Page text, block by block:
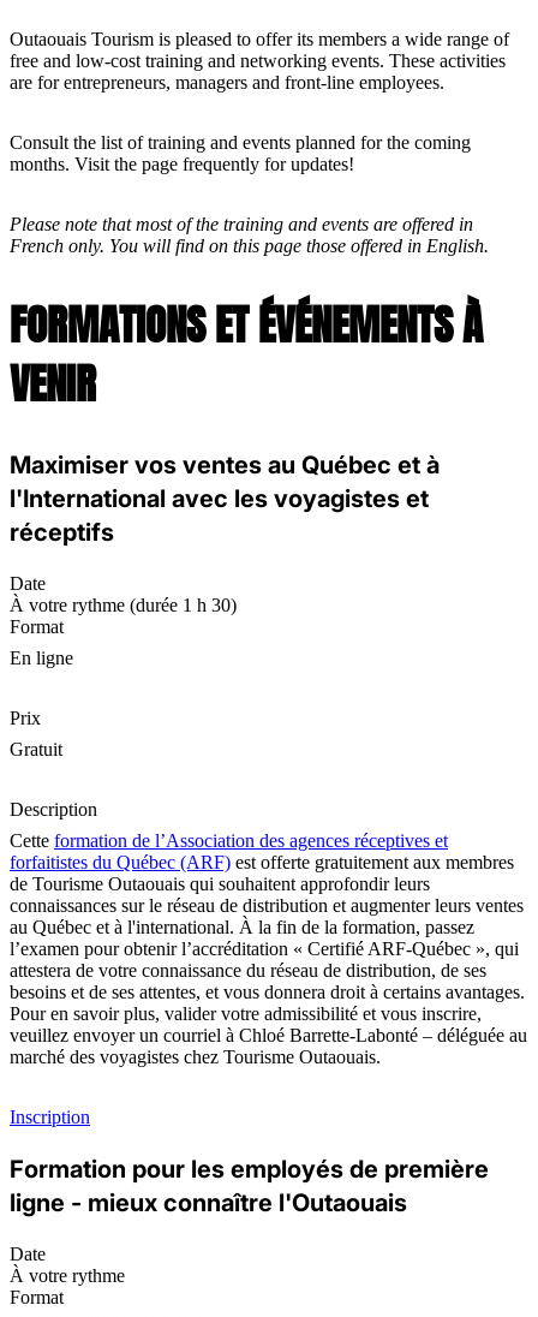
Outaouais Tourism is pleased to offer its members a wide range of
free and low-cost training and networking events. These activities
are for entrepreneurs, managers and front-line employees.
Consult the list of training and events planned for the coming
months. Visit the page frequently for updates!
Please note that most of the training and events are offered in
French only. You will find on this page those offered in English.
FORMATIONS ET ÉVÉNEMENTS À
VENIR
Maximiser vos ventes au Québec et à
l'International avec les voyagistes et
réceptifs
Date
À votre rythme (durée 1 h 30)
Format
En ligne
Prix
Gratuit
Description
Cette formation de l’Association des agences réceptives et
forfaitistes du Québec (ARF) est offerte gratuitement aux membres
de Tourisme Outaouais qui souhaitent approfondir leurs
connaissances sur le réseau de distribution et augmenter leurs ventes
au Québec et à l'international. À la fin de la formation, passez
l’examen pour obtenir l’accréditation « Certifié ARF-Québec », qui
attestera de votre connaissance du réseau de distribution, de ses
besoins et de ses attentes, et vous donnera droit à certains avantages.
Pour en savoir plus, valider votre admissibilité et vous inscrire,
veuillez envoyer un courriel à Chloé Barrette-Labonté – déléguée au
marché des voyagistes chez Tourisme Outaouais.
Inscription
Formation pour les employés de première
ligne - mieux connaître l'Outaouais
Date
À votre rythme
Format